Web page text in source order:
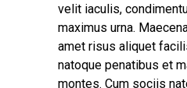
velit iaculis,
maximus urna.
amet risus aliquet
natoque penatibus et
montes. Cum sociis